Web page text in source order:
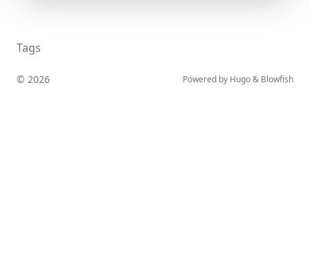
Tags
© 2026 Powered by Hugo& Blowfish